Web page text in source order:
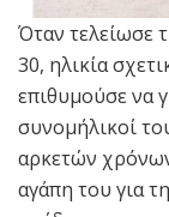
Όταν τελείωσε
30, ηλικία
επιθυμούσε να
συνομήλικοί
αρκετών
αγάπη του για